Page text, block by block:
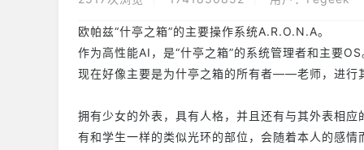
欧帕兹“什亭之箱”的主要操作系统A.R.O.N.A。
作为高性能AI，是“什亭之箱”的系统管理者和主要OS
现在好像主要是为什亭之箱的所有者——老师，进行
拥有少女的外表，具有人格，并且还有与其外表相应
有和学生一样的类似光环的部位，会随着本人的感情